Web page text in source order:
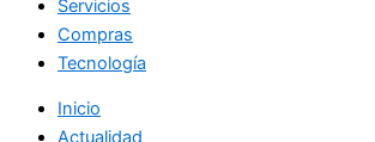
Servicios
Compras
Tecnología
Inicio
Actualidad